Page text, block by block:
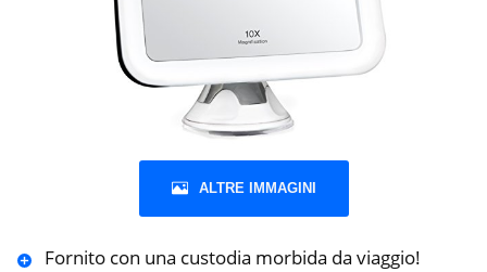
ALTRE IMMAGINI
Fornito con una custodia morbida da viaggio!